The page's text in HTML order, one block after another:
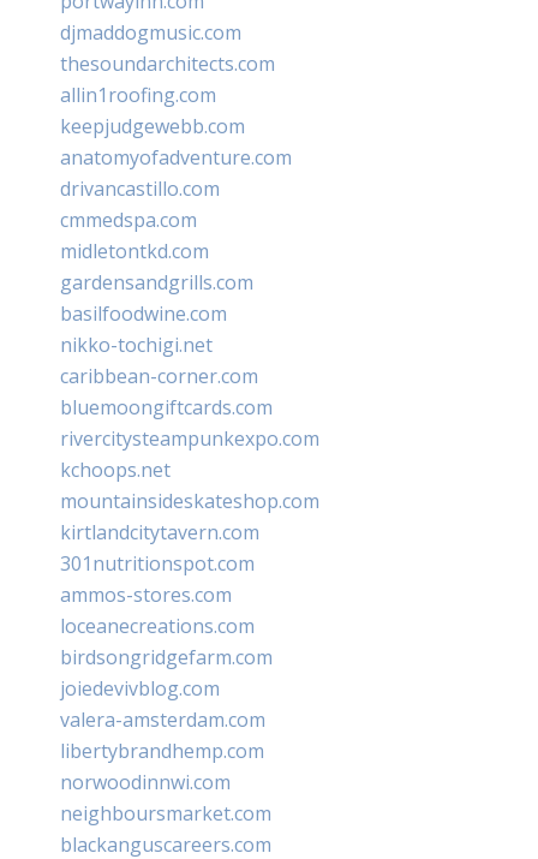
djmaddogmusic.com
thesoundarchitects.com
allin1roofing.com
keepjudgewebb.com
anatomyofadventure.com
drivancastillo.com
cmmedspa.com
midletontkd.com
gardensandgrills.com
basilfoodwine.com
nikko-tochigi.net
caribbean-corner.com
bluemoongiftcards.com
rivercitysteampunkexpo.com
kchoops.net
mountainsideskateshop.com
kirtlandcitytavern.com
301nutritionspot.com
ammos-stores.com
loceanecreations.com
birdsongridgefarm.com
joiedevivblog.com
valera-amsterdam.com
libertybrandhemp.com
norwoodinnwi.com
neighboursmarket.com
blackanguscareers.com